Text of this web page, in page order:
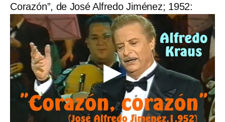
Corazón”, de José Alfredo Jiménez; 1952: